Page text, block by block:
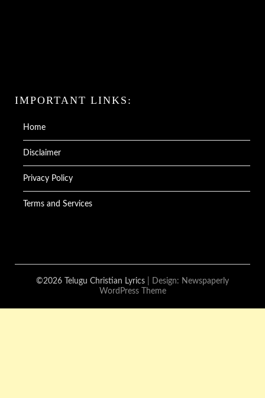
IMPORTANT LINKS:
Home
Disclaimer
Privacy Policy
Terms and Services
©2026 Telugu Christian Lyrics | Design: Newspaperly
WordPress Theme